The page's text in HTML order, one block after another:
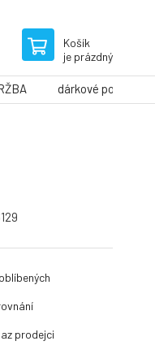
Košík
je prázdný
dárkové poukazy
prodejci